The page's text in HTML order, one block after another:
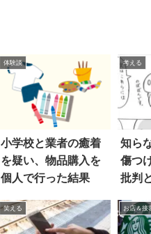
体験談
小学校と業者の癒着
を疑い、物品購入を
個人で行った結果
考える
知ら
傷つ
批判
笑える お店＆接